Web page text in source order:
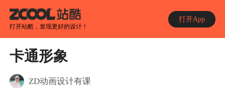
打开站酷，发现更好的设计！
打开App
卡通形象
ZD动画设计有课